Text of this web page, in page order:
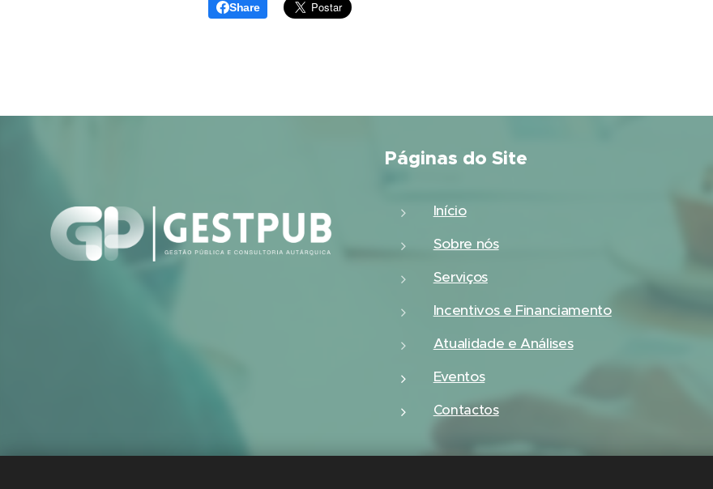
Share
Páginas do Site
Início
Sobre nós
Serviços
Incentivos e Financiamento
Atualidade e Análises
Eventos
Contactos